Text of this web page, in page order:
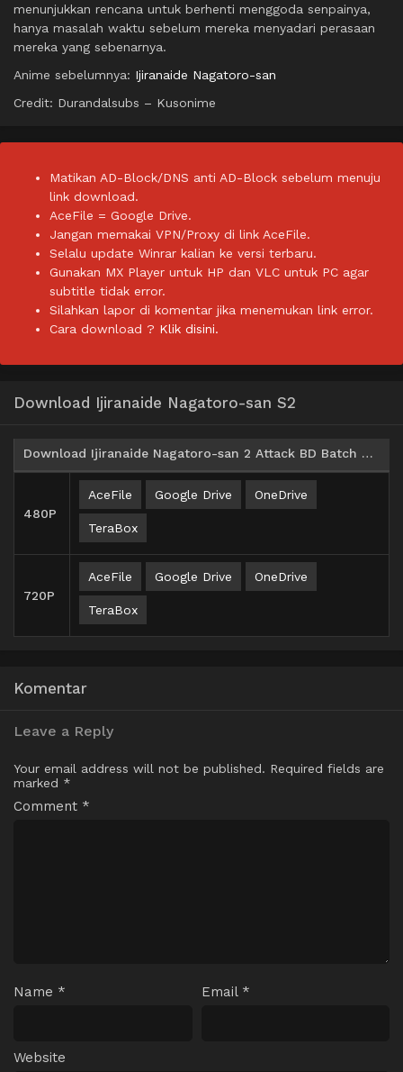
menunjukkan rencana untuk berhenti menggoda senpainya,
hanya masalah waktu sebelum mereka menyadari perasaan
mereka yang sebenarnya.
Anime sebelumnya: Ijiranaide Nagatoro-san
Credit: Durandalsubs – Kusonime
Matikan AD-Block/DNS anti AD-Block sebelum menuju
link download.
AceFile = Google Drive.
Jangan memakai VPN/Proxy di link AceFile.
Selalu update Winrar kalian ke versi terbaru.
Gunakan MX Player untuk HP dan VLC untuk PC agar
subtitle tidak error.
Silahkan lapor di komentar jika menemukan link error.
Cara download ? Klik disini.
Download Ijiranaide Nagatoro-san S2
Download Ijiranaide Nagatoro-san 2 Attack BD Batch Subtitle Indonesia
480P
AceFile Google Drive OneDrive
TeraBox
720P
AceFile Google Drive OneDrive
TeraBox
Komentar
Leave a Reply
Your email address will not be published. Required fields are
marked *
Comment *
Name * Email *
Website